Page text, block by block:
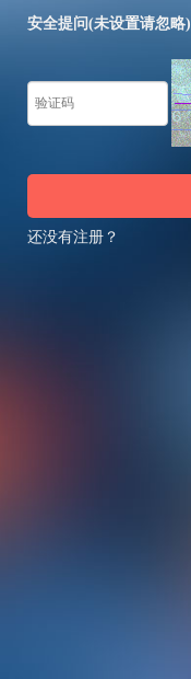
安全提问(未设置请忽略)
还没有注册？